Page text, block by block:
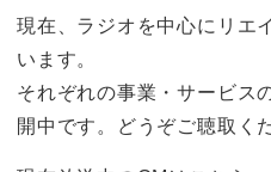
現在、ラジオを中心にリエ
います。
それぞれの事業・サービス
開中です。どうぞご聴取く